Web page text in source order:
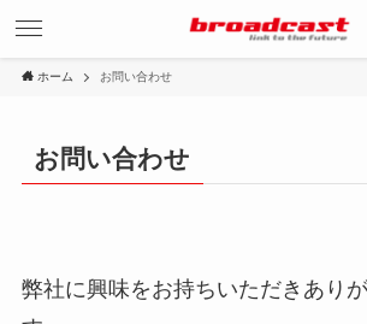
ホーム お問い合わせ
お問い合わせ
弊社に興味をお持ちいただきあり